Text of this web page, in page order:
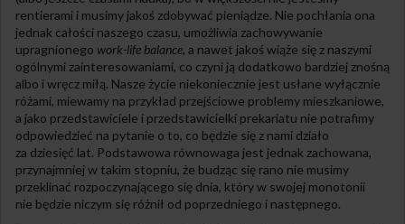
rentierami i musimy jakoś zdobywać pieniądze. Nie pochłania ona
jednak całości naszego czasu, umożliwia zachowywanie
upragnionego work-life balance, a nawet jakoś wiąże się z naszymi
ogólnymi zainteresowaniami, co czyni ją dodatkowo bardziej znośną
albo i wręcz miłą. Nasze życie niekoniecznie jest usłane wyłącznie
różami, miewamy na przykład przejściowe problemy mieszkaniowe,
a jako przedstawiciele i przedstawicielki prekariatu nie potrafimy
odpowiedzieć na pytanie o to, co będzie się z nami działo
za dziesięć lat. Podstawowa równowaga jest jednak zachowana,
przynajmniej w takim stopniu, że budząc się rano nie musimy
przeklinać rozpoczynającego się dnia, który w swojej monotonii
nie będzie niczym się różnił od poprzedniego i następnego.